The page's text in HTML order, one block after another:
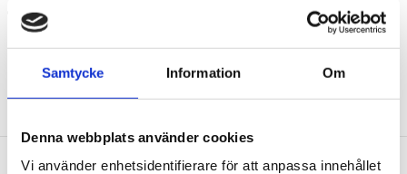
Samtycke Information Om
Denna webbplats använder cookies
Vi använder enhetsidentifierare för att anpassa innehållet
Med 1-komponent-handtag